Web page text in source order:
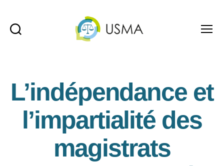
L’indépendance et
l’impartialité des
magistrats